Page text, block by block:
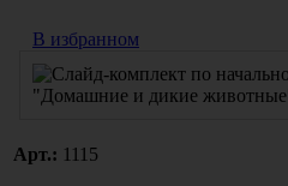
В избранном
Арт.: 1115